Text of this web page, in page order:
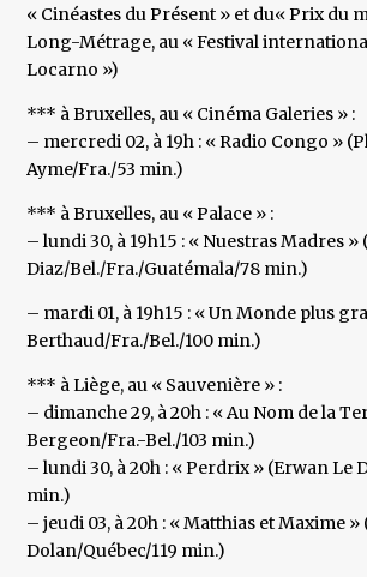
« Cinéastes du Présent » et du« Prix du
Long-Métrage, au « Festival
Locarno »)
*** à Bruxelles, au « Cinéma Galeries » :
– mercredi 02, à 19h : « Radio Congo »
Ayme/Fra./53 min.)
*** à Bruxelles, au « Palace » :
– lundi 30, à 19h15 : « Nuestras Madres »
Diaz/Bel./Fra./Guatémala/78 min.)
– mardi 01, à 19h15 : « Un Monde plus
Berthaud/Fra./Bel./100 min.)
*** à Liège, au « Sauvenière » :
– dimanche 29, à 20h : « Au Nom de la
Bergeon/Fra.-Bel./103 min.)
– lundi 30, à 20h : « Perdrix » (Erwan Le
min.)
– jeudi 03, à 20h : « Matthias et Maxime »
Dolan/Québec/119 min.)